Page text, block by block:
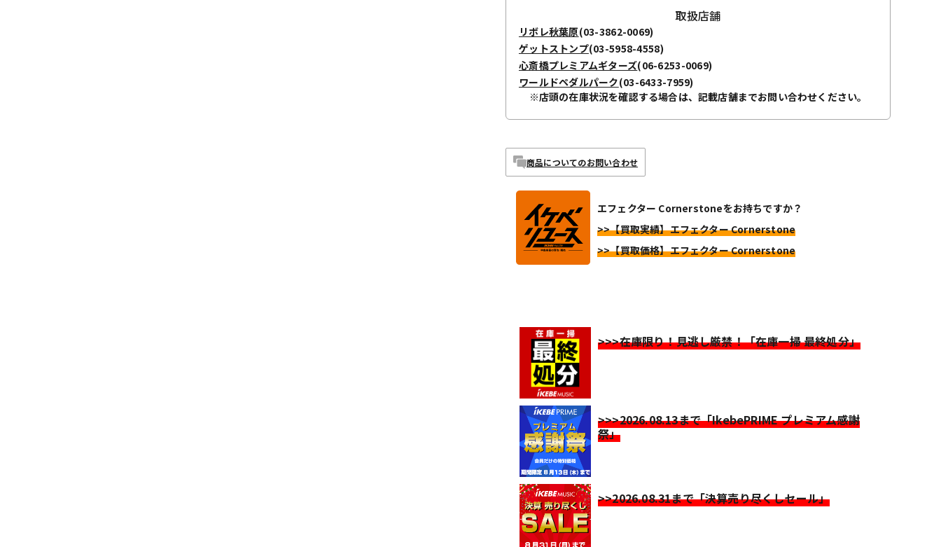
取扱店舗
リボレ秋葉原(03-3862-0069)
ゲットストンプ(03-5958-4558)
心斎橋プレミアムギターズ(06-6253-0069)
ワールドペダルパーク(03-6433-7959)
※店頭の在庫状況を確認する場合は、記載店舗までお問い合わせください。
商品についてのお問い合わせ
エフェクター Cornerstoneをお持ちですか？
>>【買取実績】エフェクター Cornerstone
>>【買取価格】エフェクター Cornerstone
>>>在庫限り！見逃し厳禁！「在庫一掃 最終処分」
>>>2026.08.13まで「IkebePRIME プレミアム感謝
祭」
>>2026.08.31まで「決算売り尽くしセール」